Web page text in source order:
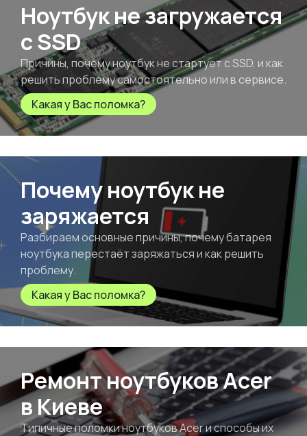
Ноутбук не загружается
с SSD
Причины, почему ноутбук не стартует с SSD, и как
решить проблему самостоятельно или в сервисе.
Какая у Вас поломка?
Почему ноутбук не
заряжается
Разбираем основные причины, почему батарея
ноутбука перестаёт заряжаться и как решить
проблему.
Какая у Вас поломка?
Ремонт ноутбуков Acer
в Киеве
Типичные поломки ноутбуков Acer и способы их